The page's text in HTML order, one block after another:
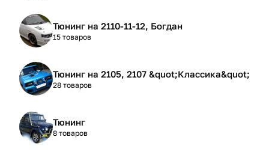
Тюнинг на 2110-11-12, Богдан
15 товаров
Тюнинг на 2105, 2107 &quot;Классика&quot;
28 товаров
Тюнинг
8 товаров